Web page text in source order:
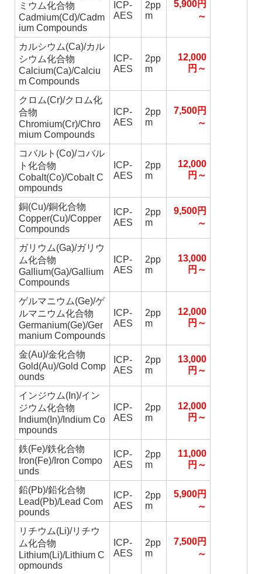
ミウム化合物
Cadmium(Cd)/Cadm
ium Compounds
ICP-
AES
2pp
m
5,900円
～
カルシウム(Ca)/カル
シウム化合物
Calcium(Ca)/Calciu
m Compounds
ICP-
AES
2pp
m
12,000
円～
クロム(Cr)/クロム化
合物
Chromium(Cr)/Chro
mium Compounds
ICP-
AES
2pp
m
7,500円
～
コバルト(Co)/コバル
ト化合物
Cobalt(Co)/Cobalt C
ompounds
ICP-
AES
2pp
m
12,000
円～
銅(Cu)/銅化合物
Copper(Cu)/Copper
Compounds
ICP-
AES
2pp
m
9,500円
～
ガリウム(Ga)/ガリウ
ム化合物
Gallium(Ga)/Gallium
Compounds
ICP-
AES
2pp
m
13,000
円～
ゲルマニウム(Ge)/ゲ
ルマニウム化合物
Germanium(Ge)/Ger
manium Compounds
ICP-
AES
2pp
m
12,000
円～
金(Au)/金化合物
Gold(Au)/Gold Comp
ounds
ICP-
AES
2pp
m
13,000
円～
インジウム(In)/イン
ジウム化合物
Indium(In)/Indium Co
mpounds
ICP-
AES
2pp
m
12,000
円～
鉄(Fe)/鉄化合物
Iron(Fe)/Iron Compo
unds
ICP-
AES
2pp
m
11,000
円～
鉛(Pb)/鉛化合物
Lead(Pb)/Lead Com
pounds
ICP-
AES
2pp
m
5,900円
～
リチウム(Li)/リチウ
ム化合物
Lithium(Li)/Lithium C
opmounds
ICP-
AES
2pp
m
7,500円
～